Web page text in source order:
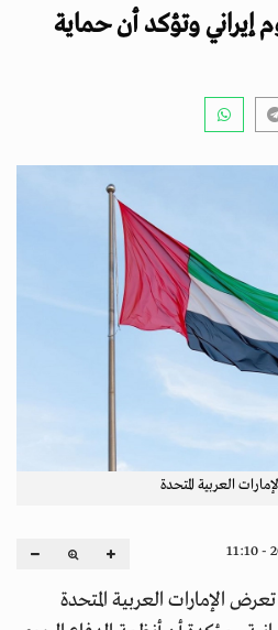
إيراني وتؤكد أن حماية
العربية المتحدة
تعرض الإمارات العربية المتحدة